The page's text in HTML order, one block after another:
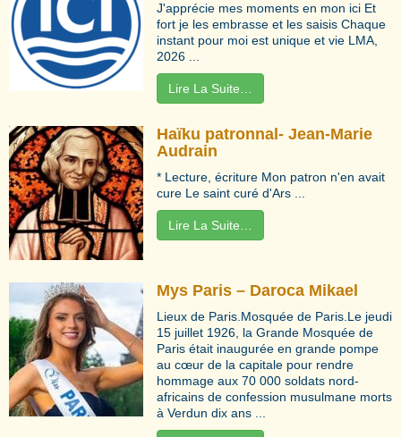
J'apprécie mes moments en mon ici Et
fort je les embrasse et les saisis Chaque
instant pour moi est unique et vie LMA,
2026 ...
Lire La Suite…
Haïku patronnal- Jean-Marie
Audrain
* Lecture, écriture Mon patron n'en avait
cure Le saint curé d'Ars ...
Lire La Suite…
Mys Paris – Daroca Mikael
Lieux de Paris.Mosquée de Paris.Le jeudi
15 juillet 1926, la Grande Mosquée de
Paris était inaugurée en grande pompe
au cœur de la capitale pour rendre
hommage aux 70 000 soldats nord-
africains de confession musulmane morts
à Verdun dix ans ...